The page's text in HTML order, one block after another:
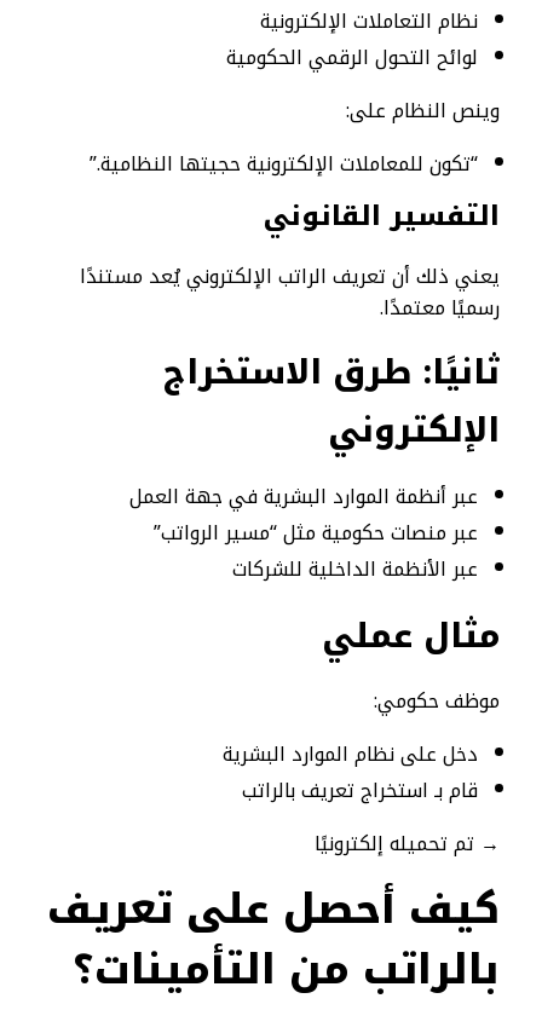
نظام التعاملات الإلكترونية
لوائح التحول الرقمي الحكومية
وينص النظام على:
“تكون للمعاملات الإلكترونية حجيتها النظامية.”
التفسير القانوني
يعني ذلك أن تعريف الراتب الإلكتروني يُعد مستندًا
رسميًا معتمدًا.
ثانيًا: طرق الاستخراج
الإلكتروني
عبر أنظمة الموارد البشرية في جهة العمل
عبر منصات حكومية مثل “مسير الرواتب”
عبر الأنظمة الداخلية للشركات
مثال عملي
موظف حكومي:
دخل على نظام الموارد البشرية
قام بـ استخراج تعريف بالراتب
→ تم تحميله إلكترونيًا
كيف أحصل على تعريف
بالراتب من التأمينات؟